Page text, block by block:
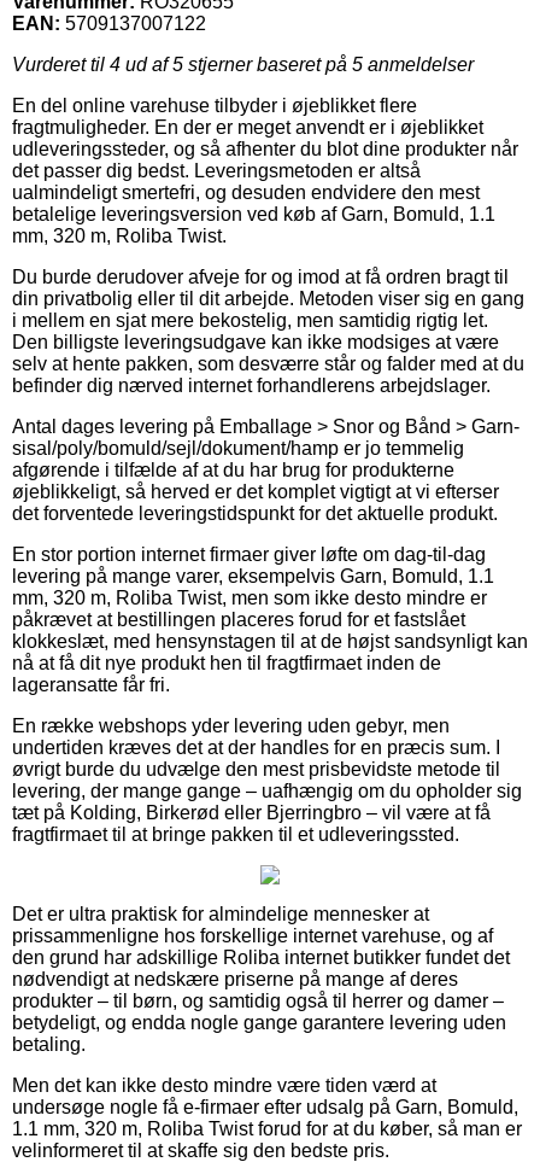
EAN: 5709137007122
Vurderet til 4 ud af 5 stjerner baseret på 5 anmeldelser
En del online varehuse tilbyder i øjeblikket flere
fragtmuligheder. En der er meget anvendt er i øjeblikket
udleveringssteder, og så afhenter du blot dine produkter når
det passer dig bedst. Leveringsmetoden er altså
ualmindeligt smertefri, og desuden endvidere den mest
betalelige leveringsversion ved køb af Garn, Bomuld, 1.1
mm, 320 m, Roliba Twist.
Du burde derudover afveje for og imod at få ordren bragt til
din privatbolig eller til dit arbejde. Metoden viser sig en gang
i mellem en sjat mere bekostelig, men samtidig rigtig let.
Den billigste leveringsudgave kan ikke modsiges at være
selv at hente pakken, som desværre står og falder med at du
befinder dig nærved internet forhandlerens arbejdslager.
Antal dages levering på Emballage > Snor og Bånd > Garn-
sisal/poly/bomuld/sejl/dokument/hamp er jo temmelig
afgørende i tilfælde af at du har brug for produkterne
øjeblikkeligt, så herved er det komplet vigtigt at vi efterser
det forventede leveringstidspunkt for det aktuelle produkt.
En stor portion internet firmaer giver løfte om dag-til-dag
levering på mange varer, eksempelvis Garn, Bomuld, 1.1
mm, 320 m, Roliba Twist, men som ikke desto mindre er
påkrævet at bestillingen placeres forud for et fastslået
klokkeslæt, med hensynstagen til at de højst sandsynligt kan
nå at få dit nye produkt hen til fragtfirmaet inden de
lageransatte får fri.
En række webshops yder levering uden gebyr, men
undertiden kræves det at der handles for en præcis sum. I
øvrigt burde du udvælge den mest prisbevidste metode til
levering, der mange gange – uafhængig om du opholder sig
tæt på Kolding, Birkerød eller Bjerringbro – vil være at få
fragtfirmaet til at bringe pakken til et udleveringssted.
Det er ultra praktisk for almindelige mennesker at
prissammenligne hos forskellige internet varehuse, og af
den grund har adskillige Roliba internet butikker fundet det
nødvendigt at nedskære priserne på mange af deres
produkter – til børn, og samtidig også til herrer og damer –
betydeligt, og endda nogle gange garantere levering uden
betaling.
Men det kan ikke desto mindre være tiden værd at
undersøge nogle få e-firmaer efter udsalg på Garn, Bomuld,
1.1 mm, 320 m, Roliba Twist forud for at du køber, så man er
velinformeret til at skaffe sig den bedste pris.